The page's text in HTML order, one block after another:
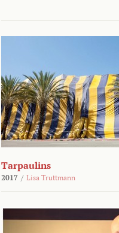
Tarpaulins
2017 / Lisa Truttmann